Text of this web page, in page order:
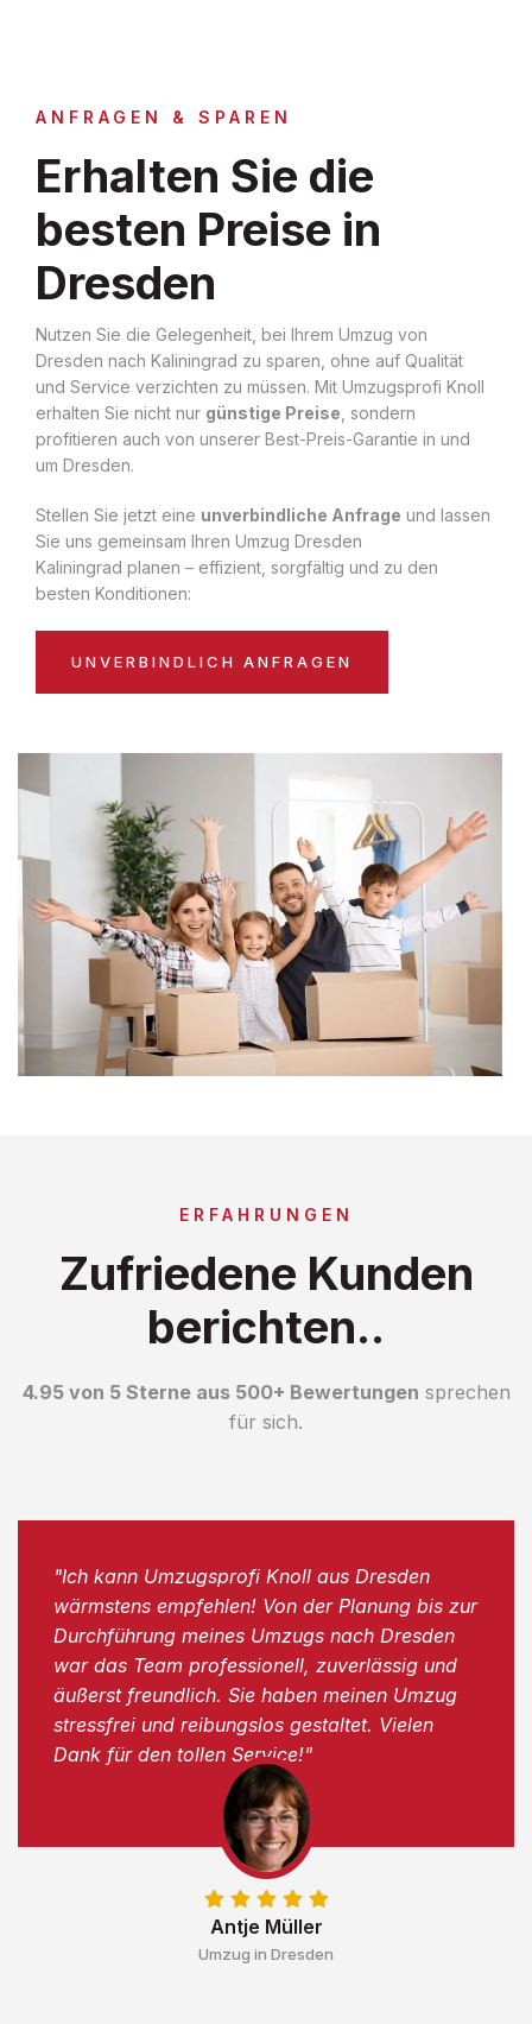
ANFRAGEN & SPAREN
Erhalten Sie die
besten Preise in
Dresden
Nutzen Sie die Gelegenheit, bei Ihrem Umzug von
Dresden nach Kaliningrad zu sparen, ohne auf Qualität
und Service verzichten zu müssen. Mit Umzugsprofi Knoll
erhalten Sie nicht nur günstige Preise , sondern
profitieren auch von unserer Best-Preis-Garantie in und
um Dresden.
Stellen Sie jetzt eine unverbindliche Anfrage und lassen
Sie uns gemeinsam Ihren Umzug Dresden
Kaliningrad planen – effizient, sorgfältig und zu den
besten Konditionen:
UNVERBINDLICH ANFRAGEN
ERFAHRUNGEN
Zufriedene Kunden
berichten..
4.95 von 5 Sterne aus 500+ Bewertungen sprechen
für sich.
Antje Müller
Umzug in Dresden
"Ich kann Umzugsprofi Knoll aus Dresden
wärmstens empfehlen! Von der Planung bis zur
Durchführung meines Umzugs nach Dresden
war das Team professionell, zuverlässig und
äußerst freundlich. Sie haben meinen Umzug
stressfrei und reibungslos gestaltet. Vielen
Dank für den tollen Service!"